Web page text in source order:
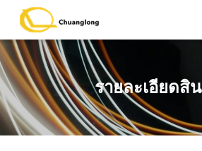
รายละเอียดสิ